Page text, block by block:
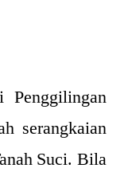
Penggilingan
serangkaian
Suci. Bila